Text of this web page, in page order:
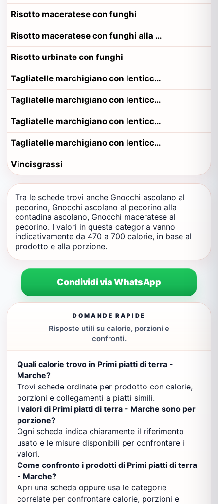
Risotto maceratese con funghi
Risotto maceratese con funghi alla contadina maceratese
Risotto urbinate con funghi
Tagliatelle marchigiano con lenticchie e formaggio
Tagliatelle marchigiano con lenticchie e formaggio alla contadina anconetano
Tagliatelle marchigiano con lenticchie e formaggio alla contadina fermano
Tagliatelle marchigiano con lenticchie e formaggio alla contadina pesarese
Vincisgrassi
Tra le schede trovi anche Gnocchi ascolano al
pecorino, Gnocchi ascolano al pecorino alla
contadina ascolano, Gnocchi maceratese al
pecorino. I valori in questa categoria vanno
indicativamente da 470 a 700 calorie, in base al
prodotto e alla porzione.
Condividi via WhatsApp
DOMANDE RAPIDE
Risposte utili su calorie, porzioni e
confronti.
Quali calorie trovo in Primi piatti di terra -
Marche?
Trovi schede ordinate per prodotto con calorie,
porzioni e collegamenti a piatti simili.
I valori di Primi piatti di terra - Marche sono per
porzione?
Ogni scheda indica chiaramente il riferimento
usato e le misure disponibili per confrontare i
valori.
Come confronto i prodotti di Primi piatti di terra
- Marche?
Apri una scheda oppure usa le categorie
correlate per confrontare calorie, porzioni e